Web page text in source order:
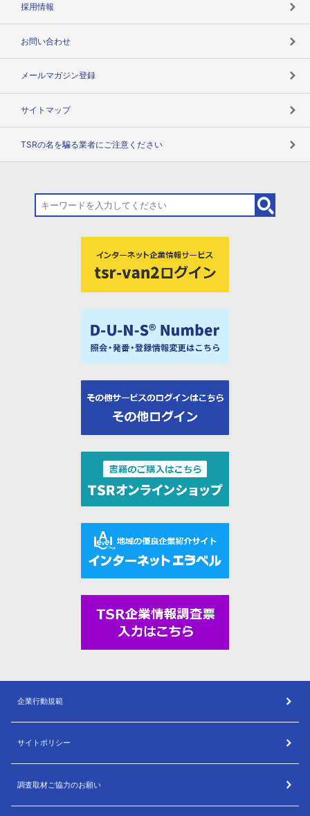
採用情報
お問い合わせ
メールマガジン登録
サイトマップ
TSRの名を騙る業者にご注意ください
企業行動規範
サイトポリシー
調査取材ご協力のお願い